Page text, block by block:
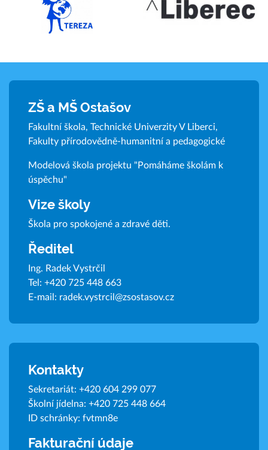
ZŠ a MŠ Ostašov
Fakultní škola, Technické Univerzity V Liberci,
Fakulty přírodovědně-humanitní a pedagogické
Modelová škola projektu "Pomáháme školám k
úspěchu"
Vize školy
Škola pro spokojené a zdravé děti.
Ředitel
Ing. Radek Vystrčil
Tel: +420 725 448 663
E-mail: radek.vystrcil@zsostasov.cz
Kontakty
Sekretariát: +420 604 299 077
Školní jídelna: +420 725 448 664
ID schránky: fvtmn8e
Fakturační údaje